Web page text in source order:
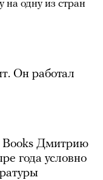
на одну из стран
Он работал
Books Дмитрию
года условно